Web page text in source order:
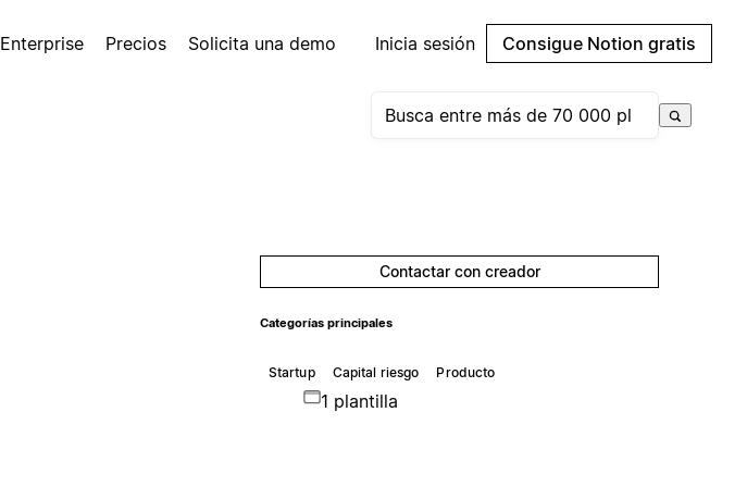
Enterprise Precios Solicita una demo Inicia sesión Consigue Notion gratis
Contactar con creador
Categorías principales
Startup Capital riesgo Producto
1 plantilla